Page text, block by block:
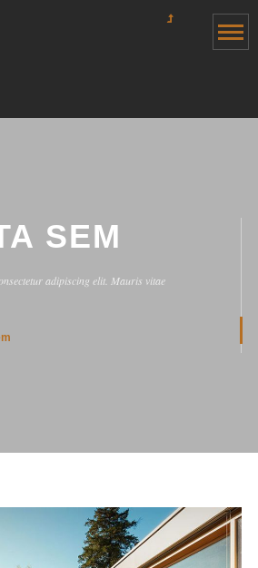
SEM
adipiscing elit. Mauris vitae